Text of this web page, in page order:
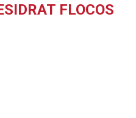
FLOCOS